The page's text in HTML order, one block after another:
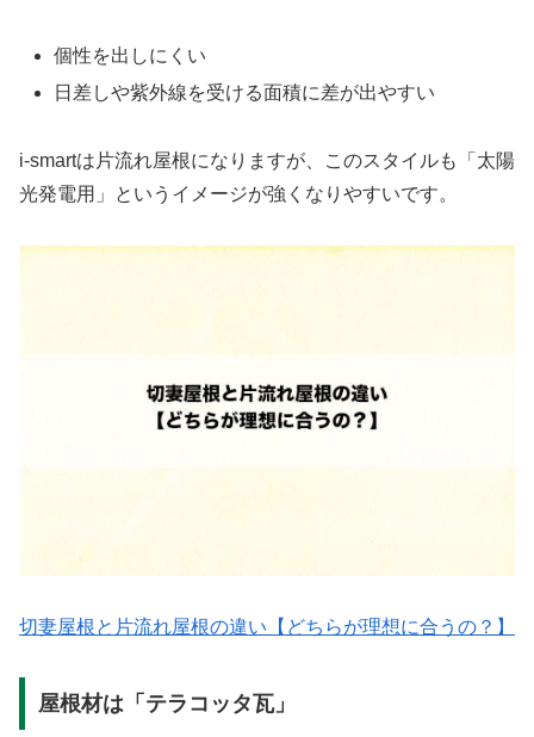
個性を出しにくい
日差しや紫外線を受ける面積に差が出やすい
i-smartは片流れ屋根になりますが、このスタイルも「太陽
光発電用」というイメージが強くなりやすいです。
切妻屋根と片流れ屋根の違い【どちらが理想に合うの？】
屋根材は「テラコッタ瓦」